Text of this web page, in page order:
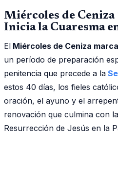
Miércoles de Ceniza
Inicia la Cuaresma
El Miércoles de Ceniza
un período de preparación
penitencia que precede a la
estos 40 días, los fieles
oración, el ayuno y el
renovación que culmina con
Resurrección de Jesús en la